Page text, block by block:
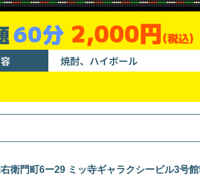
60分 2,000円(税込)
焼酎、ハイボール
衛門町6ー29 ミッ寺ギャラクシービル3号